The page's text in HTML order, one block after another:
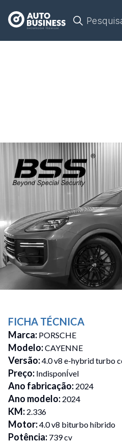
FICHA TÉCNICA
Marca: PORSCHE
Modelo:CAYENNE
Versão:4.0 v8 e-hybrid turbo
Preço: IndisponÍvel
Ano fabricação: 2024
Ano modelo: 2024
KM: 2.336
Motor:4.0 v8 biturbo híbrido
Potência: 739 cv